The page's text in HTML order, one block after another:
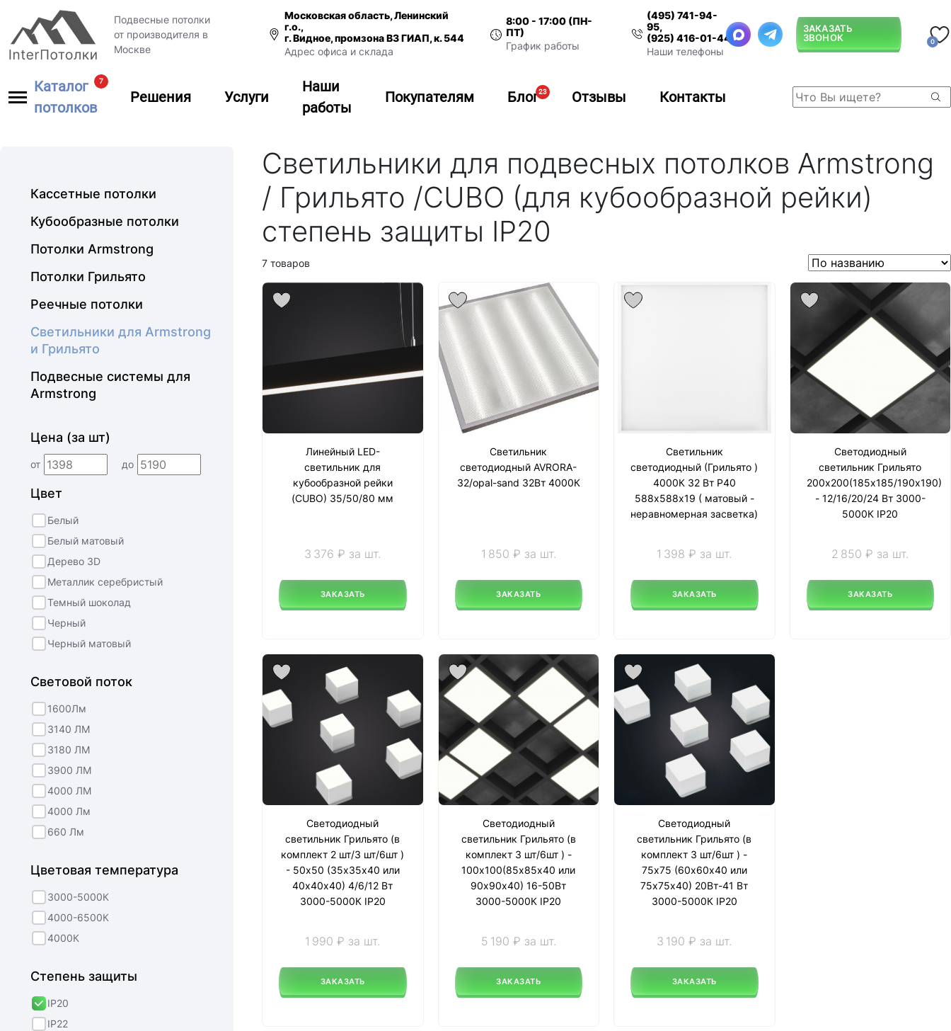
Подвесные потолки
от производителя в
Москве
Московская область, Ленинский
г.о.,
г. Видное, промзона ВЗ ГИАП, к. 544
Адрес офиса и склада
8:00 - 17:00 (ПН-
ПТ)
График работы
(495) 741-94-
95,
(925) 416-01-44
Наши телефоны
ЗАКАЗАТЬ
ЗВОНОК
0
Каталог
потолков
7
Решения Услуги
Наши
работы
Покупателям Блог23 Отзывы Контакты
Кассетные потолки
Кубообразные потолки
Потолки Armstrong
Потолки Грильято
Реечные потолки
Светильники для Armstrong
и Грильято
Подвесные системы для
Armstrong
Цена (за шт)
от до
Цвет
Белый
Белый матовый
Дерево 3D
Металлик серебристый
Темный шоколад
Черный
Черный матовый
Световой поток
1600Лм
3140 ЛМ
3180 ЛМ
3900 ЛМ
4000 ЛМ
4000 Лм
660 Лм
Цветовая температура
3000-5000К
4000-6500К
4000К
Степень защиты
IP20
IP22
Светильники для подвесных потолков Armstrong
/ Грильято /CUBO (для кубообразной рейки)
степень защиты IP20
7 товаров
Линейный LED-
светильник для
кубообразной рейки
(CUBO) 35/50/80 мм
3 376 ₽ за шт.
ЗАКАЗАТЬ
Светильник
светодиодный AVRORA-
32/opal-sand 32Вт 4000К
1 850 ₽ за шт.
ЗАКАЗАТЬ
Светильник
светодиодный (Грильято )
4000К 32 Вт P40
588х588х19 ( матовый -
неравномерная засветка)
1 398 ₽ за шт.
ЗАКАЗАТЬ
Светодиодный
светильник Грильято
200х200(185х185/190х190)
- 12/16/20/24 Вт 3000-
5000К IP20
2 850 ₽ за шт.
ЗАКАЗАТЬ
Светодиодный
светильник Грильято (в
комплект 2 шт/3 шт/6шт )
- 50х50 (35х35х40 или
40х40х40) 4/6/12 Вт
3000-5000К IP20
1 990 ₽ за шт.
ЗАКАЗАТЬ
Светодиодный
светильник Грильято (в
комплект 3 шт/6шт ) -
100х100(85х85х40 или
90х90х40) 16-50Вт
3000-5000К IP20
5 190 ₽ за шт.
ЗАКАЗАТЬ
Светодиодный
светильник Грильято (в
комплект 3 шт/6шт ) -
75х75 (60х60х40 или
75х75х40) 20Вт-41 Вт
3000-5000К IP20
3 190 ₽ за шт.
ЗАКАЗАТЬ